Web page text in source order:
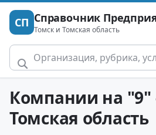
СП Справочник
Томск и Томская область
Компании на "9"
Томская область